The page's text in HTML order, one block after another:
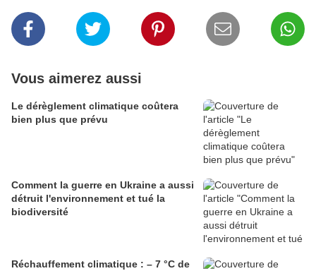
Vous aimerez aussi
Le dérèglement climatique coûtera
bien plus que prévu
Comment la guerre en Ukraine a aussi
détruit l'environnement et tué la
biodiversité
Réchauffement climatique : – 7 °C de